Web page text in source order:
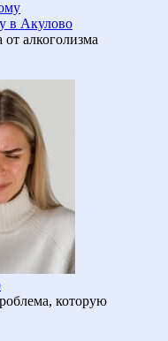
в Акулово
алкоголизма
которую